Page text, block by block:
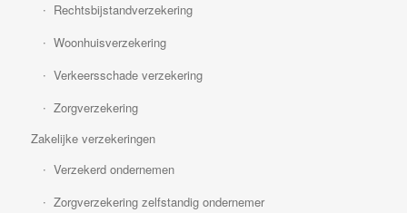
Rechtsbijstandverzekering
Woonhuisverzekering
Verkeersschade verzekering
Zorgverzekering
Zakelijke verzekeringen
Verzekerd ondernemen
Zorgverzekering zelfstandig ondernemer